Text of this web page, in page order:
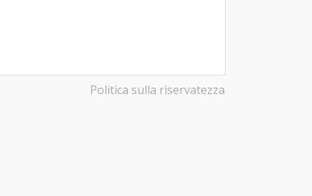
Politica sulla riservatezza